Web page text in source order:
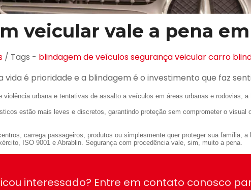
veicular vale a pena em
/ Tags - blindagem de veículossegurança veicularcarro
vida é prioridade e a blindagem é o investimento que faz
violência urbana e tentativas de assalto a veículos em áreas urbanas e rodovias,
estão mais leves e discretos, garantindo proteção sem comprometer o
carrega passageiros, produtos ou simplesmente quer proteger sua família,
ISO 9001 e Abrablin. Segurança com procedência vale, sim, muito a pena.
interessado? Entre em contato conosco